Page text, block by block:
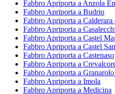
Fabbro Apriporta a Anzola
Fabbro Apriporta a Budrio
Fabbro Apriporta a Calderara
Fabbro Apriporta a
Fabbro Apriporta a Castel
Fabbro Apriporta a Castel
Fabbro Apriporta a Castenaso
Fabbro Apriporta a
Fabbro Apriporta a
Fabbro Apriporta a Imola
Fabbro Apriporta a Medicina